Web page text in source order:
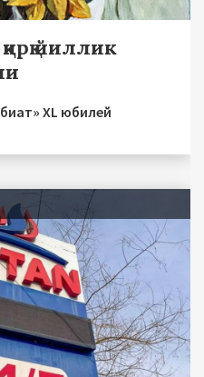
йиллик
XL юбилей